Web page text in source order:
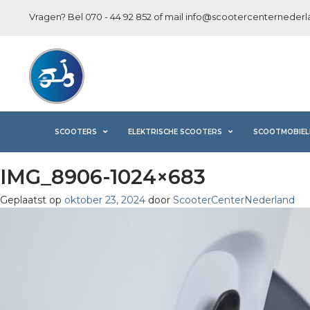
Vragen? Bel 070 - 44 92 852 of mail
SCOOTERS ELEKTRISCHE SCOOTERS
IMG_8906-1024×683
Geplaatst op oktober 23, 2024 door ScooterCenterNederland